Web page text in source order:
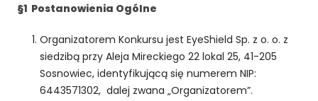
§1 Postanowienia Ogólne
Organizatorem Konkursu jest EyeShield Sp. z o. o. z
siedzibą przy Aleja Mireckiego 22 lokal 25, 41-205
Sosnowiec, identyfikującą się numerem NIP:
6443571302, dalej zwana „Organizatorem”.